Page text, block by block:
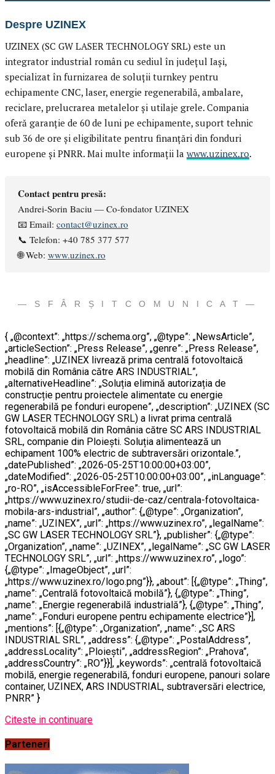
Despre UZINEX
UZINEX (SC GW LASER TECHNOLOGY SRL) este un
integrator industrial român cu sediul în județul Iași,
specializat în furnizarea de soluții turnkey pentru
echipamente CNC, laser, energie regenerabilă, ambalare,
reciclare, prelucrarea metalelor și utilaje grele. Compania
oferă garanție de 60 de luni pe echipamente, suport tehnic
sub 36 de ore și eligibilitate pentru finanțări din fonduri
europene și PNRR. Mai multe informații la www.uzinex.ro.
Contact pentru presă:
Andrei-Sorin Baciu — Co-fondator UZINEX
📧 Email: contact@uzinex.ro
📞 Telefon: +40 785 377 577
🌐 Web: www.uzinex.ro
— S F Â R Ș I T C O M U N I C A T —
{ „@context”: „https://schema.org”, „@type”: „NewsArticle”,
„articleSection”: „Press Release”, „genre”: „Press Release”,
„headline”: „UZINEX livrează prima centrală fotovoltaică
mobilă din România către ARS INDUSTRIAL”,
„alternativeHeadline”: „Soluția elimină autorizația de
construcție pentru proiectele alimentate cu energie
regenerabilă pe fonduri europene”, „description”: „UZINEX (SC
GW LASER TECHNOLOGY SRL) a livrat prima centrală
fotovoltaică mobilă din România către SC ARS INDUSTRIAL
SRL, companie din Ploiești. Soluția alimentează un
echipament 100% electric de subtraversări orizontale.”,
„datePublished”: „2026-05-25T10:00:00+03:00”,
„dateModified”: „2026-05-25T10:00:00+03:00”, „inLanguage”:
„ro-RO”, „isAccessibleForFree”: true, „url”:
„https://www.uzinex.ro/studii-de-caz/centrala-fotovoltaica-
mobila-ars-industrial”, „author”: {„@type”: „Organization”,
„name”: „UZINEX”, „url”: „https://www.uzinex.ro”, „legalName”:
„SC GW LASER TECHNOLOGY SRL”}, „publisher”: {„@type”:
„Organization”, „name”: „UZINEX”, „legalName”: „SC GW LASER
TECHNOLOGY SRL”, „url”: „https://www.uzinex.ro”, „logo”:
{„@type”: „ImageObject”, „url”:
„https://www.uzinex.ro/logo.png”}}, „about”: [{„@type”: „Thing”,
„name”: „Centrală fotovoltaică mobilă”}, {„@type”: „Thing”,
„name”: „Energie regenerabilă industrială”}, {„@type”: „Thing”,
„name”: „Fonduri europene pentru echipamente electrice”}],
„mentions”: [{„@type”: „Organization”, „name”: „SC ARS
INDUSTRIAL SRL”, „address”: {„@type”: „PostalAddress”,
„addressLocality”: „Ploiești”, „addressRegion”: „Prahova”,
„addressCountry”: „RO”}}], „keywords”: „centrală fotovoltaică
mobilă, energie regenerabilă, fonduri europene, panouri solare
container, UZINEX, ARS INDUSTRIAL, subtraversări electrice,
PNRR” }
Citeste in continuare
Parteneri